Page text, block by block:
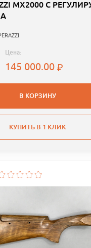
МХ2000 С
Цена:
145 000.00
В КОРЗИНУ
КУПИТЬ В 1 КЛИК